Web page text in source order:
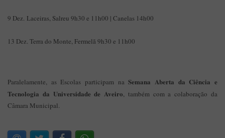
9 Dez. Laceiras, Salreu 9h30 e 11h00 | Canelas 14h00
13 Dez. Terra do Monte, Fermelã 9h30 e 11h00
Paralelamente, as Escolas participam naSemana Aberta da Ciência e
Tecnologia da Universidade de Aveiro, também com a colaboração da
Câmara Municipal.